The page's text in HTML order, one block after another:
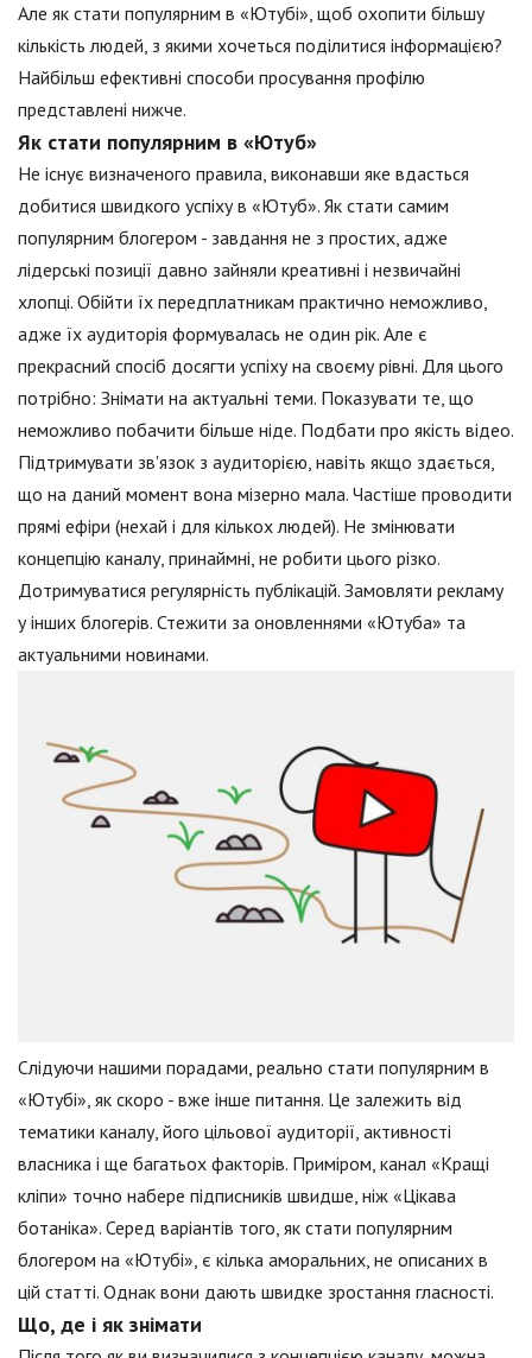
Але як стати популярним в «Ютубі», щоб охопити більшу
кількість людей, з якими хочеться поділитися інформацією?
Найбільш ефективні способи просування профілю
представлені нижче.
Як стати популярним в «Ютуб»
Не існує визначеного правила, виконавши яке вдасться
добитися швидкого успіху в «Ютуб». Як стати самим
популярним блогером - завдання не з простих, адже
лідерські позиції давно зайняли креативні і незвичайні
хлопці. Обійти їх передплатникам практично неможливо,
адже їх аудиторія формувалась не один рік. Але є
прекрасний спосіб досягти успіху на своєму рівні. Для цього
потрібно: Знімати на актуальні теми. Показувати те, що
неможливо побачити більше ніде. Подбати про якість відео.
Підтримувати зв'язок з аудиторією, навіть якщо здається,
що на даний момент вона мізерно мала. Частіше проводити
прямі ефіри (нехай і для кількох людей). Не змінювати
концепцію каналу, принаймні, не робити цього різко.
Дотримуватися регулярність публікацій. Замовляти рекламу
у інших блогерів. Стежити за оновленнями «Ютуба» та
актуальними новинами.
Слідуючи нашими порадами, реально стати популярним в
«Ютубі», як скоро - вже інше питання. Це залежить від
тематики каналу, його цільової аудиторії, активності
власника і ще багатьох факторів. Приміром, канал «Кращі
кліпи» точно набере підписників швидше, ніж «Цікава
ботаніка». Серед варіантів того, як стати популярним
блогером на «Ютубі», є кілька аморальних, не описаних в
цій статті. Однак вони дають швидке зростання гласності.
Що, де і як знімати